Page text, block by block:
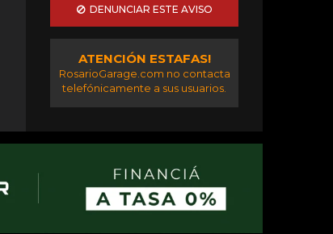
DENUNCIAR ESTE AVISO
ATENCIÓN ESTAFAS!
RosarioGarage.com no contacta
telefónicamente a sus usuarios.